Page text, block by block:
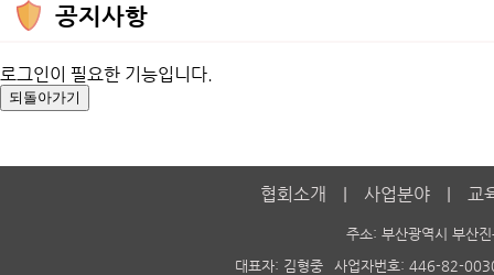
공지사항
로그인이 필요한 기능입니다.
협회소개 사업분야 교
주소: 부산광역시 부산
대표자: 김형중
사업자번호: 446-82-